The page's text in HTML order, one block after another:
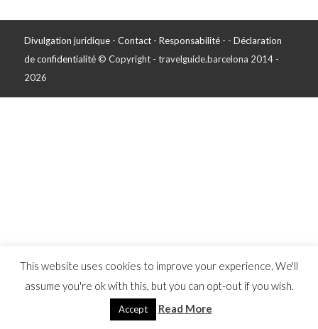
Divulgation juridique - Contact - Responsabilité - - Déclaration
de confidentialité© Copyright - travelguide.barcelona 2014 -
2026
This website uses cookies to improve your experience. We'll
assume you're ok with this, but you can opt-out if you wish.
Accept Read More